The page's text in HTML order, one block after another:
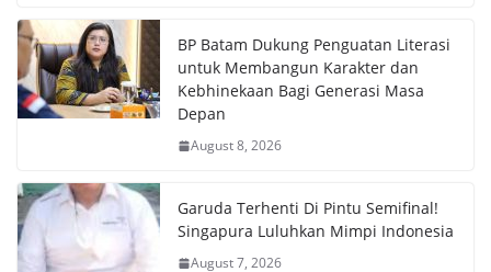
BP Batam Dukung Penguatan Literasi
untuk Membangun Karakter dan
Kebhinekaan Bagi Generasi Masa
Depan
August 8, 2026
Garuda Terhenti Di Pintu Semifinal!
Singapura Luluhkan Mimpi Indonesia
August 7, 2026